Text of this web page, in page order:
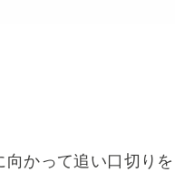
かって追い口切りを